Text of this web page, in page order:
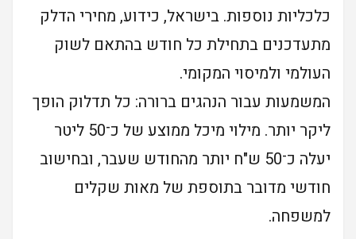
כלכליות נוספות. בישראל, כידוע, מחירי הדלק
מתעדכנים בתחילת כל חודש בהתאם לשוק
העולמי ולמיסוי המקומי.
המשמעות עבור הנהגים ברורה: כל תדלוק הופך
ליקר יותר. מילוי מיכל ממוצע של כ־50 ליטר
יעלה כ־50 ש"ח יותר מהחודש שעבר, ובחישוב
חודשי מדובר בתוספת של מאות שקלים
למשפחה.